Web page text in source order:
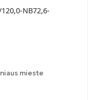
NB72,6-
mieste